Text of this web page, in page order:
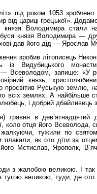
під роком 1053
цариці грецької». Додамо:
Володимира стали
князя Володимира —
дав його дід — Ярослав
зробив літописець
із Видубицького
Всеволодом, запише: «У
князь,
Руськую землю,
всіх землях. А найбільше
і добрий
травня в
коло отця його Всеволода,
тужили по
як ото діти за
Мстислав, Ярополк,
з жалобою великою. І
тугою великою, туди, де ото